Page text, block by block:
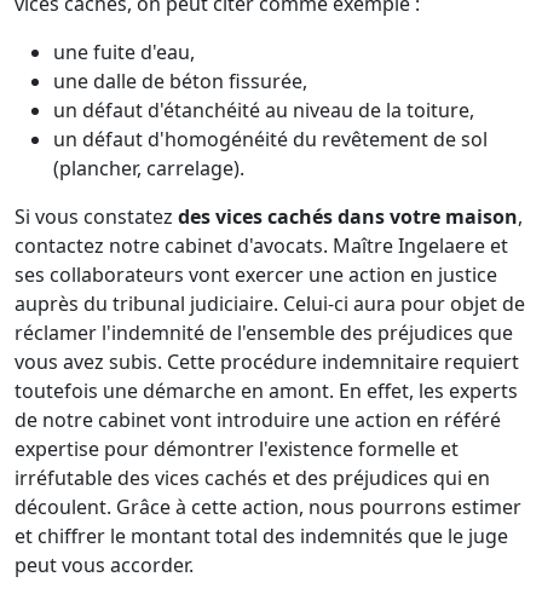
une fuite d'eau,
une dalle de béton fissurée,
un défaut d'étanchéité au niveau de la toiture,
un défaut d'homogénéité du revêtement de sol
(plancher, carrelage).
Si vous constatez des vices cachés dans votre maison,
contactez notre cabinet d'avocats. Maître Ingelaere et
ses collaborateurs vont exercer une action en justice
auprès du tribunal judiciaire. Celui-ci aura pour objet de
réclamer l'indemnité de l'ensemble des préjudices que
vous avez subis. Cette procédure indemnitaire requiert
toutefois une démarche en amont. En effet, les experts
de notre cabinet vont introduire une action en référé
expertise pour démontrer l'existence formelle et
irréfutable des vices cachés et des préjudices qui en
découlent. Grâce à cette action, nous pourrons estimer
et chiffrer le montant total des indemnités que le juge
peut vous accorder.